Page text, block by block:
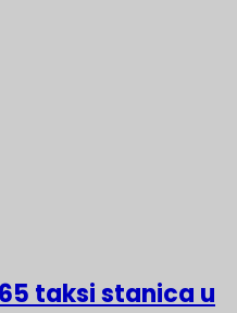
taksi stanica u